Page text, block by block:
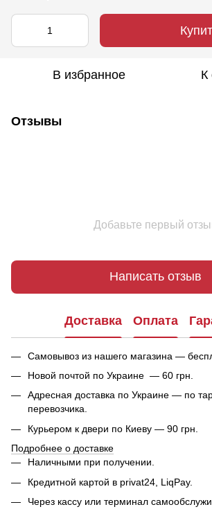
В избранное К
Отзывы
Добавьте первый
Написать отзыв
Доставка Оплата
Самовывоз из нашего магазина —
Новой почтой по Украине — 60 грн.
Адресная доставка по Украине — по
перевозчика.
Курьером к двери по Киеву — 90 грн.
Подробнее о доставке
Наличными при получении.
Кредитной картой в privat24, LiqPay.
Через кассу или терминал